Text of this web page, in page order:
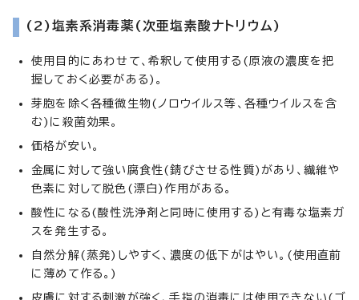
(2)塩素系消毒薬(次亜塩素酸ナトリウム)
使用目的にあわせて、希釈して使用する(原液の濃度を把
握しておく必要がある)。
芽胞を除く各種微生物(ノロウイルス等、各種ウイルスを含
む)に殺菌効果。
価格が安い。
金属に対して強い腐食性(錆びさせる性質)があり、繊維や
色素に対して脱色(漂白)作用がある。
酸性になる(酸性洗浄剤と同時に使用する)と有毒な塩素ガ
スを発生する。
自然分解(蒸発)しやすく、濃度の低下がはやい。(使用直前
に薄めて作る。)
皮膚に対する刺激が強く、手指の消毒には使用できない(ゴ